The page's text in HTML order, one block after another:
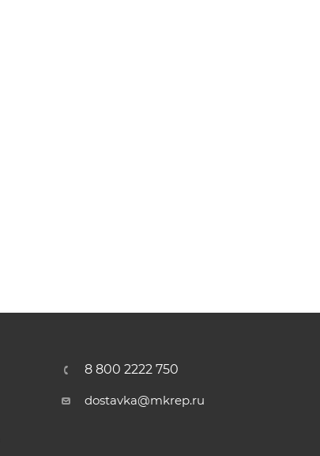
8 800 2222 750
dostavka@mkrep.ru